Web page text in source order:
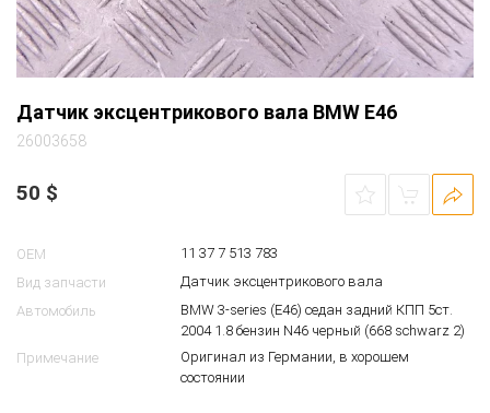
Датчик эксцентрикового вала BMW E46
26003658
50 $
OEM
11 37 7 513 783
Вид запчасти
Датчик эксцентрикового вала
Автомобиль
BMW 3-series (E46) седан задний КПП 5ст.
2004 1.8 бензин N46 черный (668 schwarz 2)
Примечание
Оригинал из Германии, в хорошем
состоянии